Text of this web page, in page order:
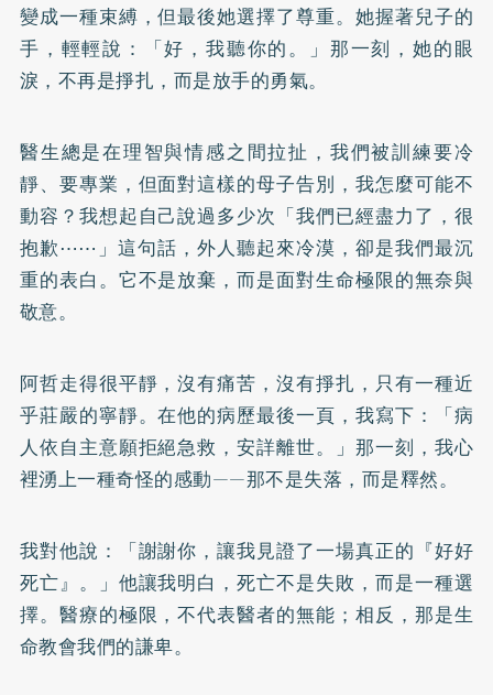
變成一種束縛，但最後她選擇了尊重。她握著兒子的
手，輕輕說：「好，我聽你的。」那一刻，她的眼
淚，不再是掙扎，而是放手的勇氣。
醫生總是在理智與情感之間拉扯，我們被訓練要冷
靜、要專業，但面對這樣的母子告別，我怎麼可能不
動容？我想起自己說過多少次「我們已經盡力了，很
抱歉⋯⋯」這句話，外人聽起來冷漠，卻是我們最沉
重的表白。它不是放棄，而是面對生命極限的無奈與
敬意。
阿哲走得很平靜，沒有痛苦，沒有掙扎，只有一種近
乎莊嚴的寧靜。在他的病歷最後一頁，我寫下：「病
人依自主意願拒絕急救，安詳離世。」那一刻，我心
裡湧上一種奇怪的感動——那不是失落，而是釋然。
我對他說：「謝謝你，讓我見證了一場真正的『好好
死亡』。」他讓我明白，死亡不是失敗，而是一種選
擇。醫療的極限，不代表醫者的無能；相反，那是生
命教會我們的謙卑。